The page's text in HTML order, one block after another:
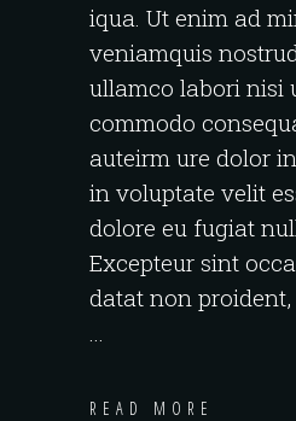
iqua. Ut enim ad
veniamquis
ullamco labori nisi
commodo
auteirm ure dolor
in voluptate velit
dolore eu fugiat
Excepteur sint
datat non
READ MORE